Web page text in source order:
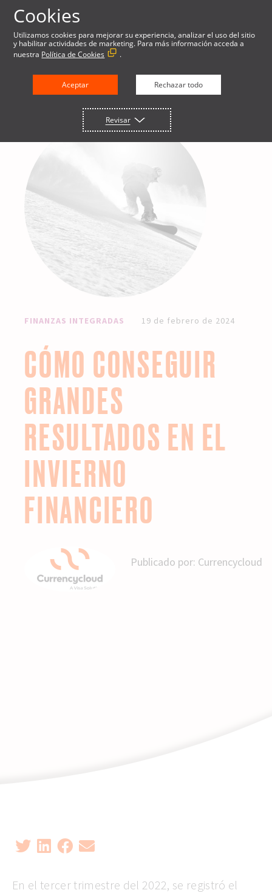
FINANZAS INTEGRADAS 19 de febrero de 2024
CÓMO CONSEGUIR
GRANDES
RESULTADOS EN EL
INVIERNO
FINANCIERO
Publicado por: Currencycloud
En el tercer trimestre del 2022, se registró el
Cookies
Utilizamos cookies para mejorar su experiencia, analizar el uso del sitio
y habilitar actividades de marketing. Para más información acceda a
nuestra Política de Cookies .
Aceptar Rechazar todo
Revisar